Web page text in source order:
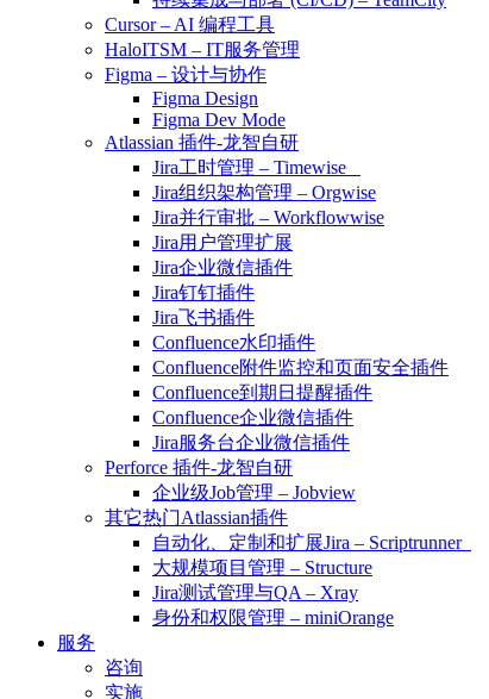
Cursor – AI 编程工具
HaloITSM – IT服务管理
Figma – 设计与协作
Figma Design
Figma Dev Mode
Atlassian 插件-龙智自研
Jira工时管理 – Timewise
Jira组织架构管理 – Orgwise
Jira并行审批 – Workflowwise
Jira用户管理扩展
Jira企业微信插件
Jira钉钉插件
Jira飞书插件
Confluence水印插件
Confluence附件监控和页面安全插件
Confluence到期日提醒插件
Confluence企业微信插件
Jira服务台企业微信插件
Perforce 插件-龙智自研
企业级Job管理 – Jobview
其它热门Atlassian插件
自动化、定制和扩展Jira – Scriptrunner
大规模项目管理 – Structure
Jira测试管理与QA – Xray
身份和权限管理 – miniOrange
服务
咨询
实施